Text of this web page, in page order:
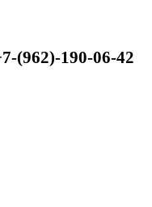
(962)-190-06-42